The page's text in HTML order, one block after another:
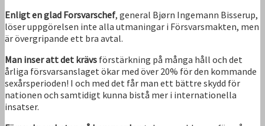
Enligt en glad Forsvarschef, general Bjørn Ingemann Bisserup,
löser uppgörelsen inte alla utmaningar i Försvarsmakten, men
är övergripande ett bra avtal.
Man inser att det krävs förstärkning på många håll och det
årliga försvarsanslaget ökar med över 20% för den kommande
sexårsperioden! I och med det får man ett bättre skydd för
nationen och samtidigt kunna bistå mer i internationella
insatser.